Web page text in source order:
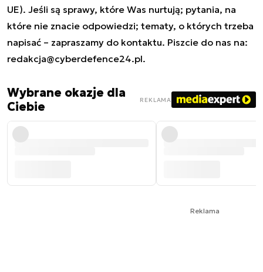
UE). Jeśli są sprawy, które Was nurtują; pytania, na
które nie znacie odpowiedzi; tematy, o których trzeba
napisać – zapraszamy do kontaktu. Piszcie do nas na:
redakcja@cyberdefence24.pl.
Wybrane okazje dla
Ciebie
REKLAMA
Reklama